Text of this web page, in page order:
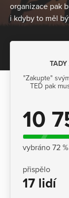
organizace pak
i kdyby to měl
"Zakupte"
TEĎ pak
10
vybráno 72
přispělo
17 lidí